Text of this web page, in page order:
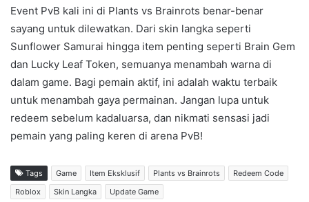
Event PvB kali ini di Plants vs Brainrots benar-benar
sayang untuk dilewatkan. Dari skin langka seperti
Sunflower Samurai hingga item penting seperti Brain Gem
dan Lucky Leaf Token, semuanya menambah warna di
dalam game. Bagi pemain aktif, ini adalah waktu terbaik
untuk menambah gaya permainan. Jangan lupa untuk
redeem sebelum kadaluarsa, dan nikmati sensasi jadi
pemain yang paling keren di arena PvB!
Tags Game Item Eksklusif Plants vs Brainrots
Redeem Code
Roblox
Skin Langka Update Game